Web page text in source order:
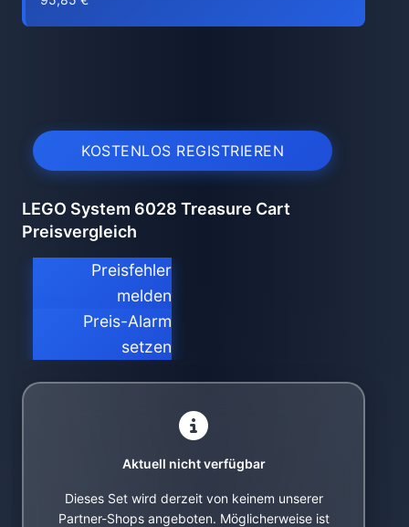
KOSTENLOS REGISTRIEREN
LEGO System 6028 Treasure Cart
Preisvergleich
Preisfehler
melden
Preis-Alarm
setzen
Aktuell nicht verfügbar
Dieses Set wird derzeit von keinem unserer
Partner-Shops angeboten. Möglicherweise ist